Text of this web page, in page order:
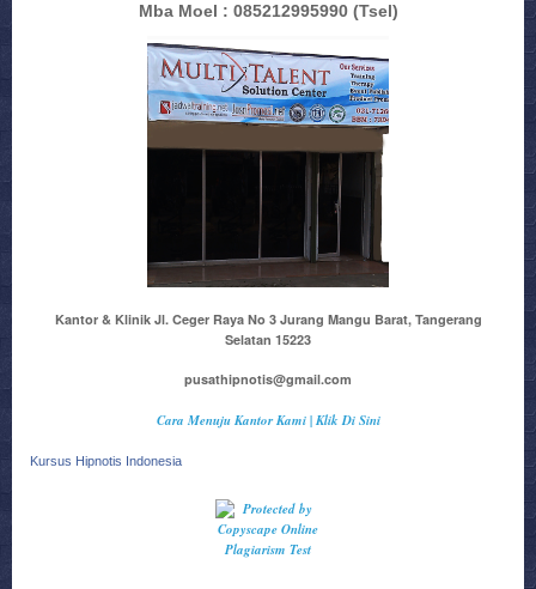
Mba Moel : 085212995990(Tsel)
Kantor & Klinik Jl. Ceger Raya No 3 Jurang Mangu Barat, Tangerang
Selatan 15223
pusathipnotis@gmail.com
Cara Menuju Kantor Kami | Klik Di Sini
Kursus Hipnotis Indonesia